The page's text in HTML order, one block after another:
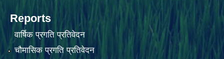
Reports
वार्षिक प्रगति प्रतिवेदन
चौमासिक प्रगति प्रतिवेदन